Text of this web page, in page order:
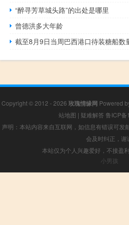
“醉寻芳草城头路”的出处是哪里
曾德洪多大年龄
截至8月9日当周巴西港口待装糖船数
Copyright © 2012 - 2026 玫瑰情缘网 Powered
站地图 | 疑难解答 鲁ICP
声明：本站内容来自互联网，如信息有错误可发
会及时纠正，谢
本站仅为个人兴趣爱好，不接盈
小男孩